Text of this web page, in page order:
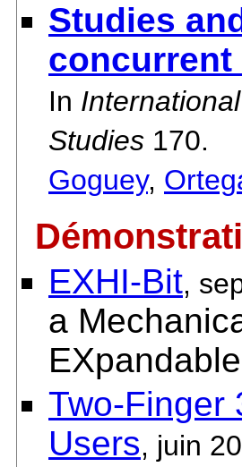
Studies
In
Studies 170.
Goguey,
EXHI-Bit,
a
Two-Finger
Users, juin